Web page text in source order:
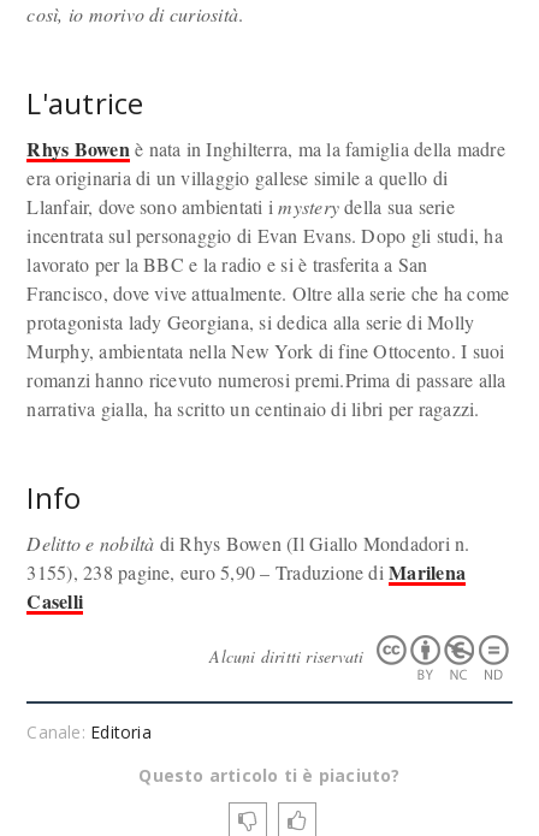
così, io morivo di curiosità.
L'autrice
Rhys Bowenè nata in Inghilterra, ma la famiglia della madre
era originaria di un villaggio gallese simile a quello di
Llanfair, dove sono ambientati imysterydella sua serie
incentrata sul personaggio di Evan Evans. Dopo gli studi, ha
lavorato per la BBC e la radio e si è trasferita a San
Francisco, dove vive attualmente. Oltre alla serie che ha come
protagonista lady Georgiana, si dedica alla serie di Molly
Murphy, ambientata nella New York di fine Ottocento. I suoi
romanzi hanno ricevuto numerosi premi.Prima di passare alla
narrativa gialla, ha scritto un centinaio di libri per ragazzi.
Info
Delitto e nobiltà di Rhys Bowen (Il Giallo Mondadori n.
3155), 238 pagine, euro 5,90 – Traduzione diMarilena
Caselli
Alcuni diritti riservati
Canale: Editoria
Questo articolo ti è piaciuto?